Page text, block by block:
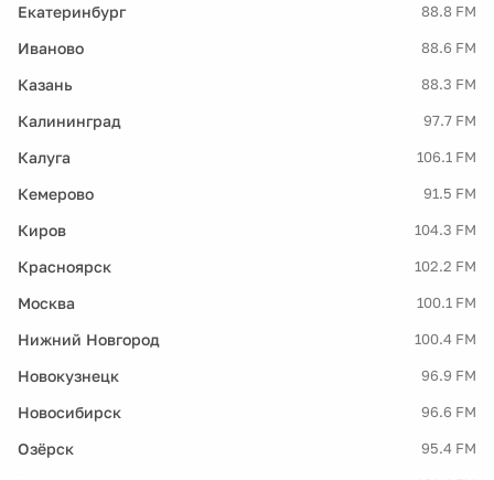
Екатеринбург 88.8 FM
Иваново 88.6 FM
Казань 88.3 FM
Калининград 97.7 FM
Калуга 106.1 FM
Кемерово 91.5 FM
Киров 104.3 FM
Красноярск 102.2 FM
Москва 100.1 FM
Нижний Новгород 100.4 FM
Новокузнецк 96.9 FM
Новосибирск 96.6 FM
Озёрск 95.4 FM